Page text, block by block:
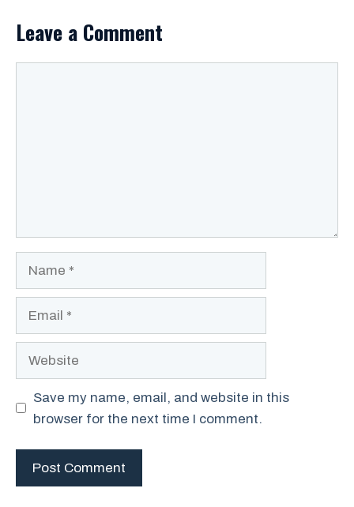
Leave a Comment
Save my name, email, and website in this
browser for the next time I comment.